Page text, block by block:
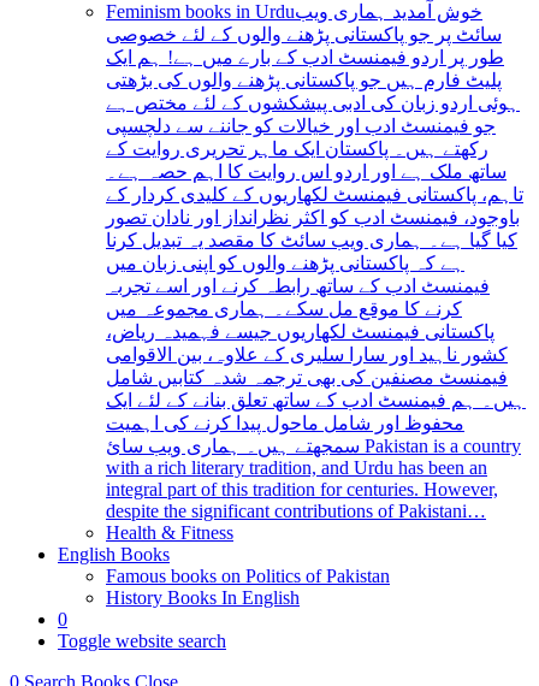
Feminism books in Urduخوش آمدید ہماری ویب
سائٹ پر جو پاکستانی پڑھنے والوں کے لئے خصوصی
طور پر اردو فیمنسٹ ادب کے بارے میں ہے! ہم ایک
پلیٹ فارم ہیں جو پاکستانی پڑھنے والوں کی بڑھتی
ہوئی اردو زبان کی ادبی پیشکشوں کے لئے مختص ہے
جو فیمنسٹ ادب اور خیالات کو جاننے سے دلچسپی
رکھتے ہیں۔ پاکستان ایک ماہر تحریری روایت کے
ساتھ ملک ہے اور اردو اس روایت کا اہم حصہ ہے۔
تاہم، پاکستانی فیمنسٹ لکھاریوں کے کلیدی کردار کے
باوجود، فیمنسٹ ادب کو اکثر نظرانداز اور نادان تصور
کیا گیا ہے۔ ہماری ویب سائٹ کا مقصد یہ تبدیل کرنا
ہے کہ پاکستانی پڑھنے والوں کو اپنی زبان میں
فیمنسٹ ادب کے ساتھ رابطہ کرنے اور اسے تجربہ
کرنے کا موقع مل سکے۔ ہماری مجموعہ میں
پاکستانی فیمنسٹ لکھاریوں جیسے فہمیدہ ریاض،
کشور ناہید اور سارا سلیری کے علاوہ، بین الاقوامی
فیمنسٹ مصنفین کی بھی ترجمہ شدہ کتابیں شامل
ہیں۔ ہم فیمنسٹ ادب کے ساتھ تعلق بنانے کے لئے ایک
محفوظ اور شامل ماحول پیدا کرنے کی اہمیت
سمجھتے ہیں۔ ہماری ویب سائ Pakistan is a country
with a rich literary tradition, and Urdu has been an
integral part of this tradition for centuries. However,
despite the significant contributions of Pakistani…
Health & Fitness
English Books
Famous books on Politics of Pakistan
History Books In English
0
Toggle website search
0 Search Books Close